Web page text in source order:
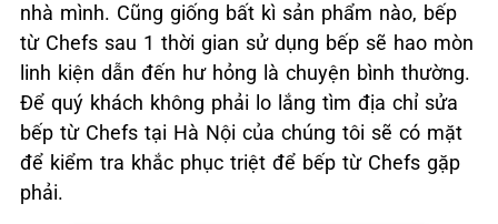
nhà mình. Cũng giống bất kì sản phẩm nào, bếp
từ Chefs sau 1 thời gian sử dụng bếp sẽ hao mòn
linh kiện dẫn đến hư hỏng là chuyện bình thường.
Để quý khách không phải lo lắng tìm địa chỉ sửa
bếp từ Chefs tại Hà Nội của chúng tôi sẽ có mặt
để kiểm tra khắc phục triệt để bếp từ Chefs gặp
phải.